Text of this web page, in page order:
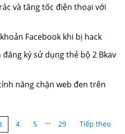
và tăng tốc điện thoại với
Facebook khi bị hack
ký sử dụng thẻ bộ 2 Bkav
năng chặn web đen trên
4 5 ... 29 Tiếp theo